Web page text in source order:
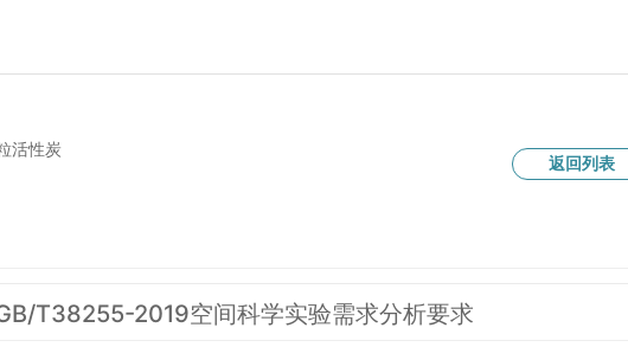
返回列表
活性炭
T38255-2019空间科学实验需求分析要求